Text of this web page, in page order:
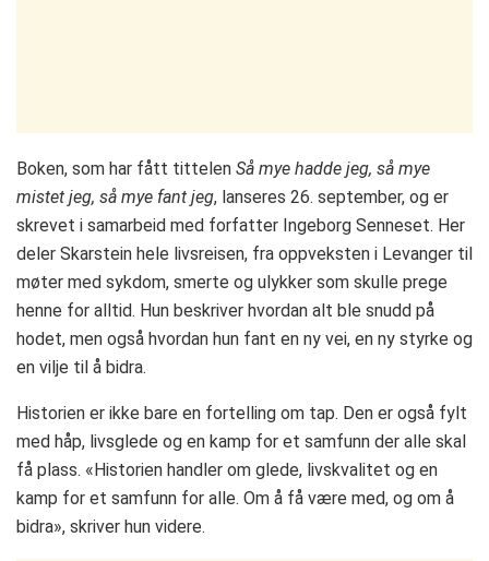
Boken, som har fått tittelen Så mye hadde jeg, så mye
mistet jeg, så mye fant jeg, lanseres 26. september, og er
skrevet i samarbeid med forfatter Ingeborg Senneset. Her
deler Skarstein hele livsreisen, fra oppveksten i Levanger til
møter med sykdom, smerte og ulykker som skulle prege
henne for alltid. Hun beskriver hvordan alt ble snudd på
hodet, men også hvordan hun fant en ny vei, en ny styrke og
en vilje til å bidra.
Historien er ikke bare en fortelling om tap. Den er også fylt
med håp, livsglede og en kamp for et samfunn der alle skal
få plass. «Historien handler om glede, livskvalitet og en
kamp for et samfunn for alle. Om å få være med, og om å
bidra», skriver hun videre.